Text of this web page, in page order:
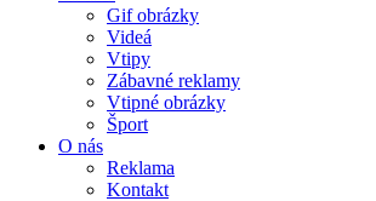
Gif obrázky
Videá
Vtipy
Zábavné reklamy
Vtipné obrázky
Šport
O nás
Reklama
Kontakt